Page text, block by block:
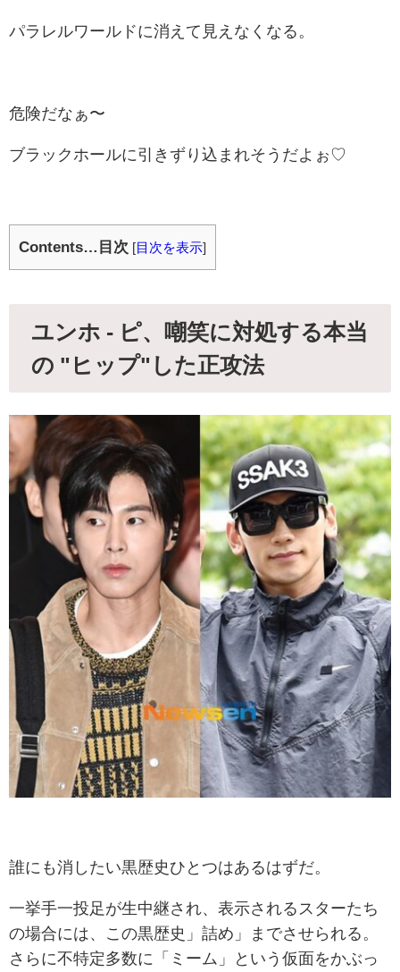
パラレルワールドに消えて見えなくなる。
危険だなぁ〜
ブラックホールに引きずり込まれそうだよぉ♡
Contents…目次 [ 目次を表示]
ユンホ - ピ、嘲笑に対処する本当
の "ヒップ"した正攻法
誰にも消したい黒歴史ひとつはあるはずだ。
一挙手一投足が生中継され、表示されるスターたち
の場合には、この黒歴史」詰め」までさせられる。
さらに不特定多数に「ミーム」という仮面をかぶっ